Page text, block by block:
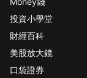
投資小學堂
財經百科
美股放大鏡
口袋證券